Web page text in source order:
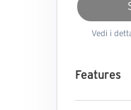
Vedi i
Features